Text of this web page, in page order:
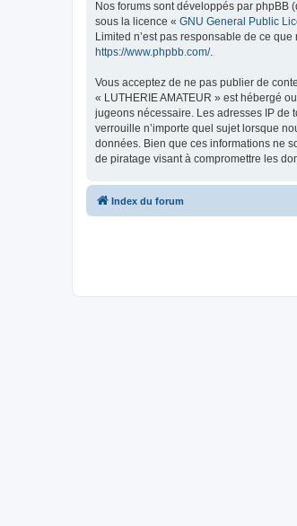
Nos forums sont développés par phpBB
sous la licence « GNU General Public
Limited n’est pas responsable de ce
https://www.phpbb.com/.
Vous acceptez de ne pas publier de
« LUTHERIE AMATEUR » est hébergé
jugeons nécessaire. Les adresses IP de
verrouille n’importe quel sujet lorsque
données. Bien que ces informations ne
de piratage visant à compromettre les
Index du forum